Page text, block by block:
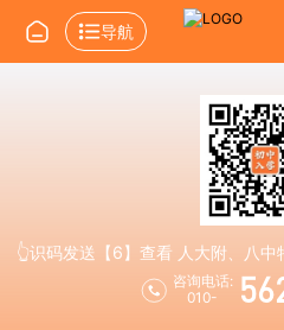
导航
👆识码发送【6】查看 人大附、八
咨询电话:
010-